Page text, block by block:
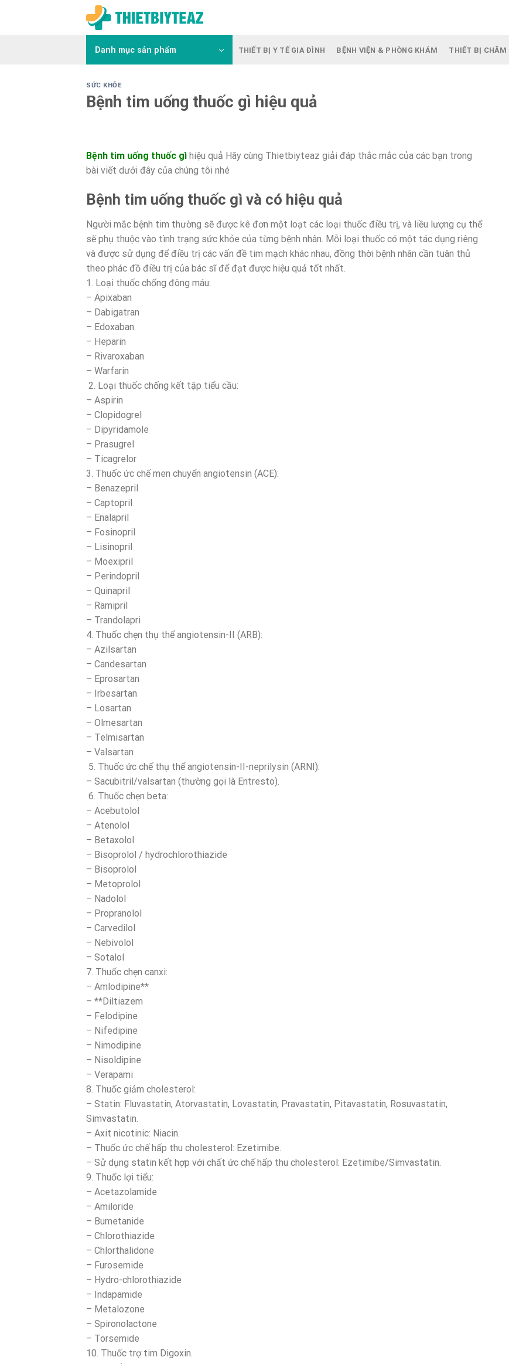
Danh mục sản phẩm THIẾT BỊ Y TẾ GIA ĐÌNH BỆNH VIỆN & PHÒNG KHÁM THIẾT BỊ CHĂM
SỨC KHỎE
Bệnh tim uống thuốc gì hiệu quả
Bệnh tim uống thuốc gì hiệu quả Hãy cùng Thietbiyteaz giải đáp thắc mắc của các bạn trong
bài viết dưới đây của chúng tôi nhé
Bệnh tim uống thuốc gì và có hiệu quả
Người mắc bệnh tim thường sẽ được kê đơn một loạt các loại thuốc điều trị, và liều lượng cụ thể
sẽ phụ thuộc vào tình trạng sức khỏe của từng bệnh nhân. Mỗi loại thuốc có một tác dụng riêng
và được sử dụng để điều trị các vấn đề tim mạch khác nhau, đồng thời bệnh nhân cần tuân thủ
theo phác đồ điều trị của bác sĩ để đạt được hiệu quả tốt nhất.
1. Loại thuốc chống đông máu:
– Apixaban
– Dabigatran
– Edoxaban
– Heparin
– Rivaroxaban
– Warfarin
2. Loại thuốc chống kết tập tiểu cầu:
– Aspirin
– Clopidogrel
– Dipyridamole
– Prasugrel
– Ticagrelor
3. Thuốc ức chế men chuyển angiotensin (ACE):
– Benazepril
– Captopril
– Enalapril
– Fosinopril
– Lisinopril
– Moexipril
– Perindopril
– Quinapril
– Ramipril
– Trandolapri
4. Thuốc chẹn thụ thể angiotensin-II (ARB):
– Azilsartan
– Candesartan
– Eprosartan
– Irbesartan
– Losartan
– Olmesartan
– Telmisartan
– Valsartan
5. Thuốc ức chế thụ thể angiotensin-II-neprilysin (ARNI):
– Sacubitril/valsartan (thường gọi là Entresto).
6. Thuốc chẹn beta:
– Acebutolol
– Atenolol
– Betaxolol
– Bisoprolol / hydrochlorothiazide
– Bisoprolol
– Metoprolol
– Nadolol
– Propranolol
– Carvedilol
– Nebivolol
– Sotalol
7. Thuốc chẹn canxi:
– Amlodipine**
– **Diltiazem
– Felodipine
– Nifedipine
– Nimodipine
– Nisoldipine
– Verapami
8. Thuốc giảm cholesterol:
– Statin: Fluvastatin, Atorvastatin, Lovastatin, Pravastatin, Pitavastatin, Rosuvastatin,
Simvastatin.
– Axit nicotinic: Niacin.
– Thuốc ức chế hấp thu cholesterol: Ezetimibe.
– Sử dụng statin kết hợp với chất ức chế hấp thu cholesterol: Ezetimibe/Simvastatin.
9. Thuốc lợi tiểu:
– Acetazolamide
– Amiloride
– Bumetanide
– Chlorothiazide
– Chlorthalidone
– Furosemide
– Hydro-chlorothiazide
– Indapamide
– Metalozone
– Spironolactone
– Torsemide
10. Thuốc trợ tim Digoxin.